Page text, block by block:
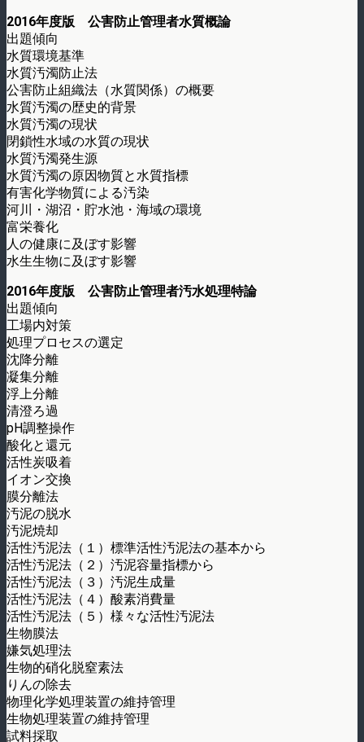
2016年度版 公害防止管理者水質概論
出題傾向
水質環境基準
水質汚濁防止法
公害防止組織法（水質関係）の概要
水質汚濁の歴史的背景
水質汚濁の現状
閉鎖性水域の水質の現状
水質汚濁発生源
水質汚濁の原因物質と水質指標
有害化学物質による汚染
河川・湖沼・貯水池・海域の環境
富栄養化
人の健康に及ぼす影響
水生生物に及ぼす影響
2016年度版 公害防止管理者汚水処理特論
出題傾向
工場内対策
処理プロセスの選定
沈降分離
凝集分離
浮上分離
清澄ろ過
pH調整操作
酸化と還元
活性炭吸着
イオン交換
膜分離法
汚泥の脱水
汚泥焼却
活性汚泥法（１）標準活性汚泥法の基本から
活性汚泥法（２）汚泥容量指標から
活性汚泥法（３）汚泥生成量
活性汚泥法（４）酸素消費量
活性汚泥法（５）様々な活性汚泥法
生物膜法
嫌気処理法
生物的硝化脱窒素法
りんの除去
物理化学処理装置の維持管理
生物処理装置の維持管理
試料採取